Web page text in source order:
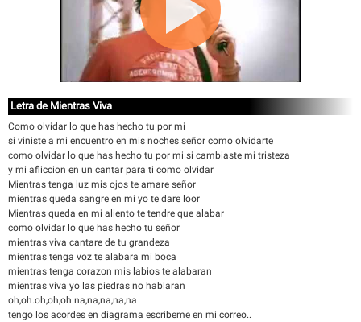
Letra de Mientras Viva
Como olvidar lo que has hecho tu por mi
si viniste a mi encuentro en mis noches señor como olvidarte
como olvidar lo que has hecho tu por mi si cambiaste mi tristeza
y mi afliccion en un cantar para ti como olvidar
Mientras tenga luz mis ojos te amare señor
mientras queda sangre en mi yo te dare loor
Mientras queda en mi aliento te tendre que alabar
como olvidar lo que has hecho tu señor
mientras viva cantare de tu grandeza
mientras tenga voz te alabara mi boca
mientras tenga corazon mis labios te alabaran
mientras viva yo las piedras no hablaran
oh,oh.oh,oh,oh na,na,na,na,na
tengo los acordes en diagrama escribeme en mi correo..